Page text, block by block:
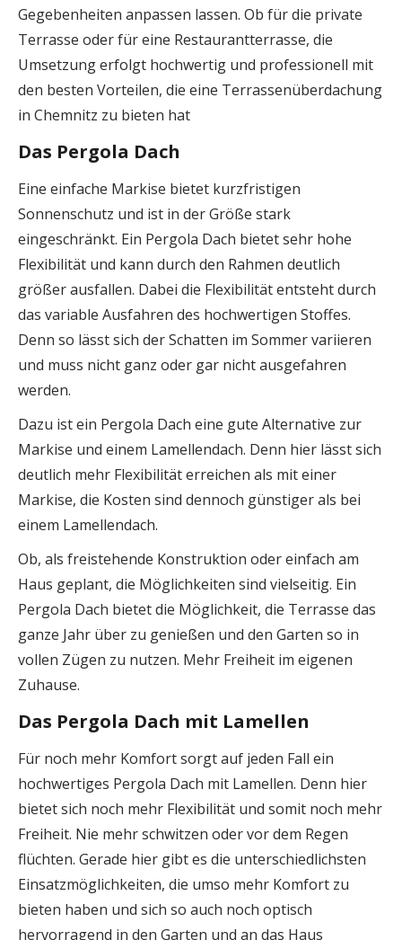
Gegebenheiten anpassen lassen. Ob für die private
Terrasse oder für eine Restaurantterrasse, die
Umsetzung erfolgt hochwertig und professionell mit
den besten Vorteilen, die eine Terrassenüberdachung
in Chemnitz zu bieten hat
Das Pergola Dach
Eine einfache Markise bietet kurzfristigen
Sonnenschutz und ist in der Größe stark
eingeschränkt. Ein Pergola Dach bietet sehr hohe
Flexibilität und kann durch den Rahmen deutlich
größer ausfallen. Dabei die Flexibilität entsteht durch
das variable Ausfahren des hochwertigen Stoffes.
Denn so lässt sich der Schatten im Sommer variieren
und muss nicht ganz oder gar nicht ausgefahren
werden.
Dazu ist ein Pergola Dach eine gute Alternative zur
Markise und einem Lamellendach. Denn hier lässt sich
deutlich mehr Flexibilität erreichen als mit einer
Markise, die Kosten sind dennoch günstiger als bei
einem Lamellendach.
Ob, als freistehende Konstruktion oder einfach am
Haus geplant, die Möglichkeiten sind vielseitig. Ein
Pergola Dach bietet die Möglichkeit, die Terrasse das
ganze Jahr über zu genießen und den Garten so in
vollen Zügen zu nutzen. Mehr Freiheit im eigenen
Zuhause.
Das Pergola Dach mit Lamellen
Für noch mehr Komfort sorgt auf jeden Fall ein
hochwertiges Pergola Dach mit Lamellen. Denn hier
bietet sich noch mehr Flexibilität und somit noch mehr
Freiheit. Nie mehr schwitzen oder vor dem Regen
flüchten. Gerade hier gibt es die unterschiedlichsten
Einsatzmöglichkeiten, die umso mehr Komfort zu
bieten haben und sich so auch noch optisch
hervorragend in den Garten und an das Haus